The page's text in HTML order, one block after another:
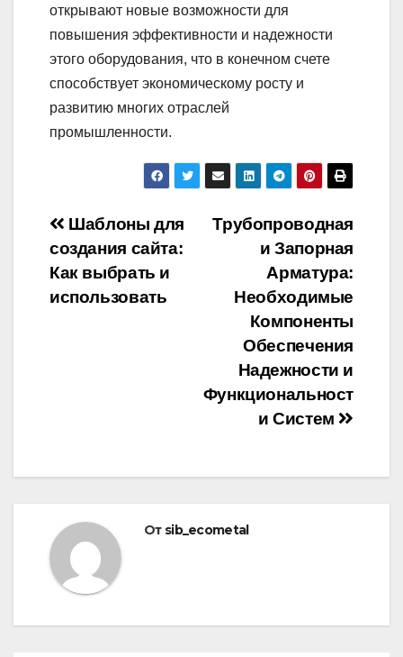
открывают новые возможности для
повышения эффективности и надежности
этого оборудования, что в конечном счете
способствует экономическому росту и
развитию многих отраслей
промышленности.
Навигация
по
записям
Трубопроводная
и Запорная
Арматура:
Необходимые
Компоненты
Обеспечения
Надежности и
Функциональност
и Систем
Шаблоны для
создания сайта:
Как выбрать и
использовать
От sib_ecometal